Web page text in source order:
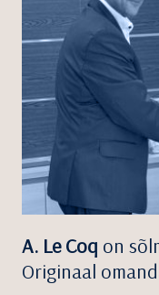
A. Le Coq on
Originaal